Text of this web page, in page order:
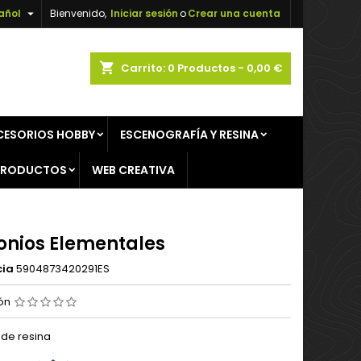
Bienvenido, Iniciar sesiónoCrear una cuenta

shopping_cart Carrito: 0 Productos - 0,00 €
HOBBY ESCENOGRAFÍA Y RESINA
WEB CREATIVA
Elementales
5904873420291ES
resina